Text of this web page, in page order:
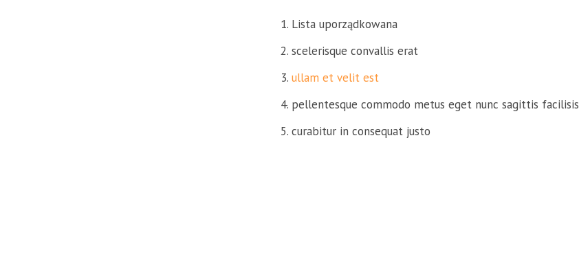
Lista uporządkowana
scelerisque convallis erat
ullam et velit est
pellentesque commodo metus eget nunc sagittis facilisis
curabitur in consequat justo